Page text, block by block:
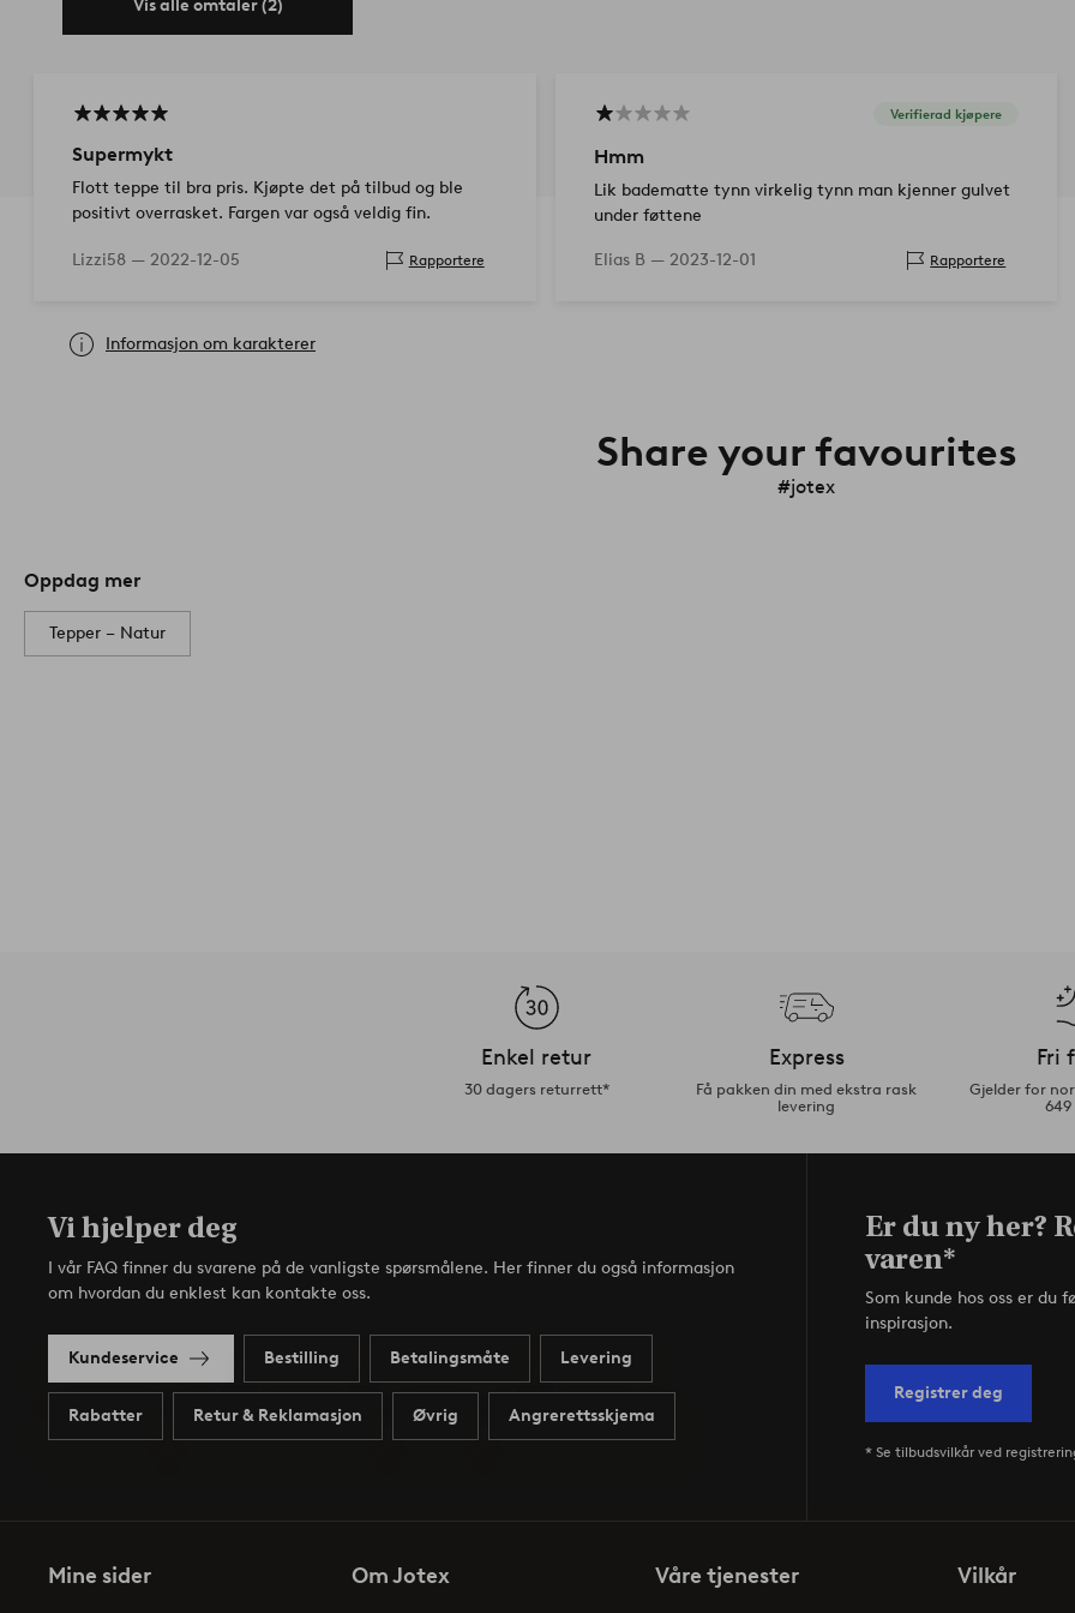
Vis alle omtaler (2)
Supermykt
Flott teppe til bra pris. Kjøpte det på tilbud og ble
positivt overrasket. Fargen var også veldig fin.
Lizzi58 — 2022-12-05 Rapportere
Verifierad kjøpere
Hmm
Lik badematte tynn virkelig tynn man kjenner gulvet
under føttene
Elias B — 2023-12-01 Rapportere
Informasjon om karakterer
Share your favourites
#jotex
Oppdag mer
Tepper – Natur
Enkel retur
30 dagers returrett*
Express
Få pakken din med ekstra rask
levering
Fri
Gjelder for
649
Vi hjelper deg
I vår FAQ finner du svarene på de vanligste spørsmålene. Her finner du også informasjon
om hvordan du enklest kan kontakte oss.
Kundeservice Bestilling Betalingsmåte Levering
Rabatter Retur & Reklamasjon Øvrig Angrerettsskjema
Er du ny her?
varen*
Som kunde hos oss er du
inspirasjon.
Registrer deg
* Se tilbudsvilkår ved
Mine sider Om Jotex Våre tjenester Vilkår